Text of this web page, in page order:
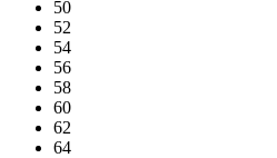
50
52
54
56
58
60
62
64